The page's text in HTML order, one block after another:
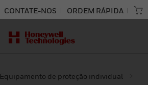
CONTATE-NOS ORDEM RÁPIDA
Equipamento de proteção individual